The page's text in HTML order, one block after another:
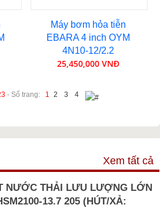
Máy bơm hỏa tiễn
EBARA 4 inch OYM
4N10-12/2.2
25,450,000 VNĐ
- Số trang: 1 2 3 4
Xem tất cả
NƯỚC THẢI LƯU LƯỢNG LỚN
13.7 205 (HÚT/XẢ: